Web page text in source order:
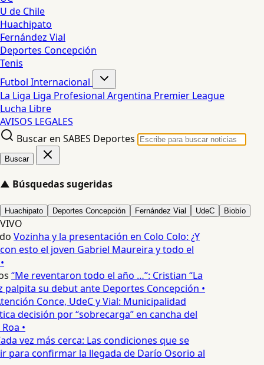
U de Chile
Huachipato
Fernández Vial
Deportes Concepción
Tenis
Futbol Internacional
La Liga Liga Profesional Argentina Premier League
Lucha Libre
AVISOS LEGALES
Buscar en SABES Deportes
Buscar
▲ Búsquedas sugeridas
Huachipato Deportes Concepción Fernández Vial UdeC Biobío
VIVO
Vozinha y la presentación en Colo Colo: ¿Y
esto el joven Gabriel Maureira y todo el
“Me reventaron todo el año …”: Cristian “La
palpita su debut ante Deportes Concepción •
Conce, UdeC y Vial: Municipalidad
decisión por “sobrecarga” en cancha del
•
vez más cerca: Las condiciones que se
para confirmar la llegada de Darío Osorio al